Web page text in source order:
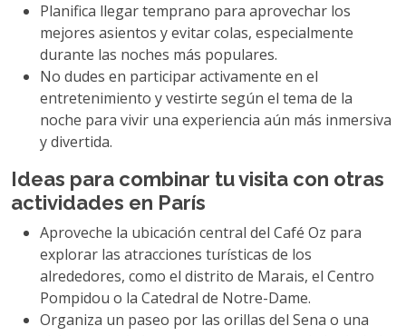
Planifica llegar temprano para aprovechar los
mejores asientos y evitar colas, especialmente
durante las noches más populares.
No dudes en participar activamente en el
entretenimiento y vestirte según el tema de la
noche para vivir una experiencia aún más inmersiva
y divertida.
Ideas para combinar tu visita con otras
actividades en París
Aproveche la ubicación central del Café Oz para
explorar las atracciones turísticas de los
alrededores, como el distrito de Marais, el Centro
Pompidou o la Catedral de Notre-Dame.
Organiza un paseo por las orillas del Sena o una